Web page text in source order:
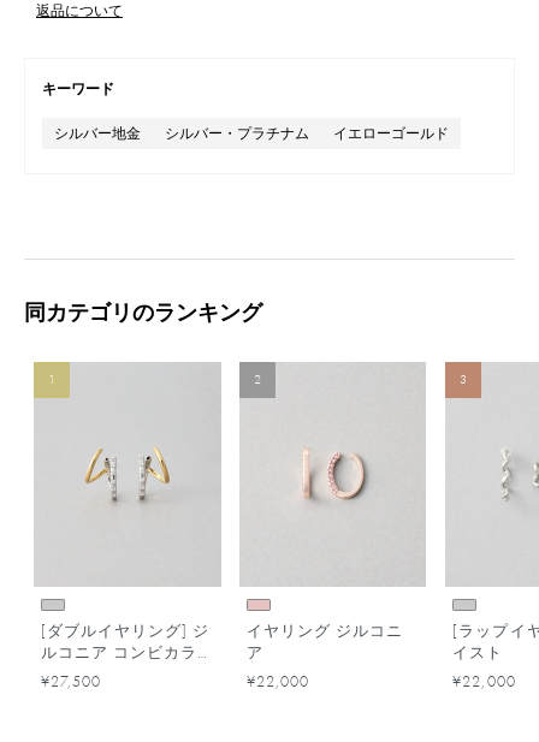
返品について
キーワード
シルバー地金 シルバー・プラチナム イエローゴールド
同カテゴリのランキング
1
[ダブルイヤリング] ジ
ルコニア コンビカラ
ー
¥27,500
2
イヤリング ジルコニ
ア
¥22,000
3
[ラップイ
イスト
¥22,000